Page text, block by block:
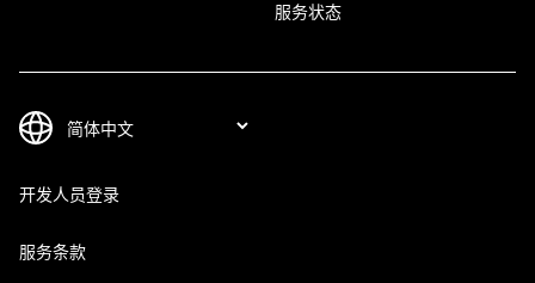
服务状态
开发人员登录
服务条款